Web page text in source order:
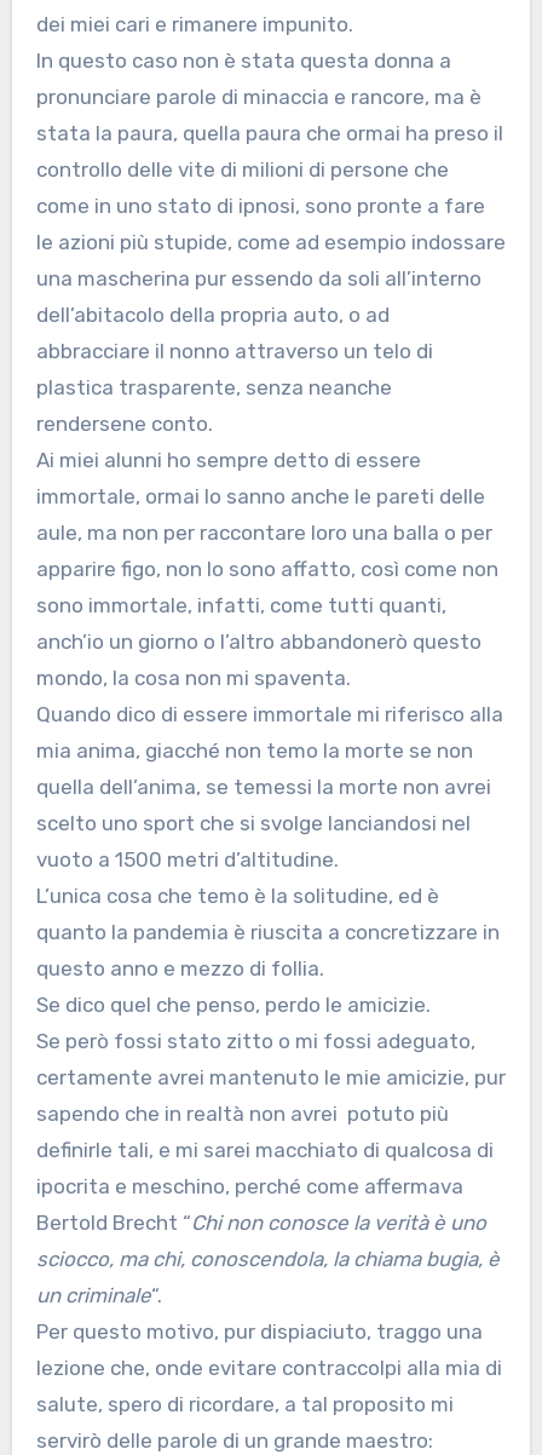
dei miei cari e rimanere impunito.
In questo caso non è stata questa donna a
pronunciare parole di minaccia e rancore, ma è
stata la paura, quella paura che ormai ha preso il
controllo delle vite di milioni di persone che
come in uno stato di ipnosi, sono pronte a fare
le azioni più stupide, come ad esempio indossare
una mascherina pur essendo da soli all’interno
dell’abitacolo della propria auto, o ad
abbracciare il nonno attraverso un telo di
plastica trasparente, senza neanche
rendersene conto.
Ai miei alunni ho sempre detto di essere
immortale, ormai lo sanno anche le pareti delle
aule, ma non per raccontare loro una balla o per
apparire figo, non lo sono affatto, così come non
sono immortale, infatti, come tutti quanti,
anch’io un giorno o l’altro abbandonerò questo
mondo, la cosa non mi spaventa.
Quando dico di essere immortale mi riferisco alla
mia anima, giacché non temo la morte se non
quella dell’anima, se temessi la morte non avrei
scelto uno sport che si svolge lanciandosi nel
vuoto a 1500 metri d’altitudine.
L’unica cosa che temo è la solitudine, ed è
quanto la pandemia è riuscita a concretizzare in
questo anno e mezzo di follia.
Se dico quel che penso, perdo le amicizie.
Se però fossi stato zitto o mi fossi adeguato,
certamente avrei mantenuto le mie amicizie, pur
sapendo che in realtà non avrei potuto più
definirle tali, e mi sarei macchiato di qualcosa di
ipocrita e meschino, perché come affermava
Bertold Brecht “Chi non conosce la verità è uno
sciocco, ma chi, conoscendola, la chiama bugia, è
un criminale“.
Per questo motivo, pur dispiaciuto, traggo una
lezione che, onde evitare contraccolpi alla mia di
salute, spero di ricordare, a tal proposito mi
servirò delle parole di un grande maestro: